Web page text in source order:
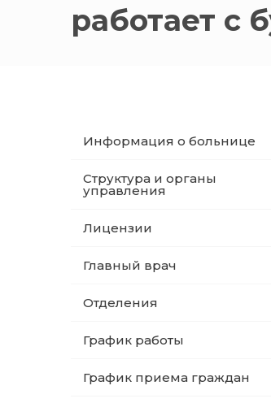
работает с
Информация о больнице
Структура и органы
управления
Лицензии
Главный врач
Отделения
График работы
График приема граждан